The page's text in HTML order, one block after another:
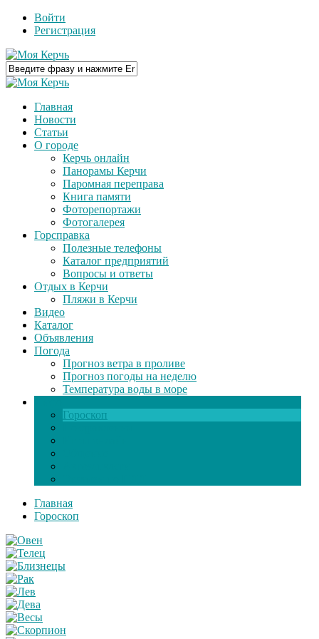
Войти
Регистрация
Главная
Новости
Статьи
О городе
Керчь онлайн
Панорамы Керчи
Паромная переправа
Книга памяти
Фоторепортажи
Фотогалерея
Горсправка
Полезные телефоны
Каталог предприятий
Вопросы и ответы
Отдых в Керчи
Пляжи в Керчи
Видео
Каталог
Объявления
Погода
Прогноз ветра в проливе
Прогноз погоды на неделю
Температура воды в море
Гороскоп
Главная
Гороскоп